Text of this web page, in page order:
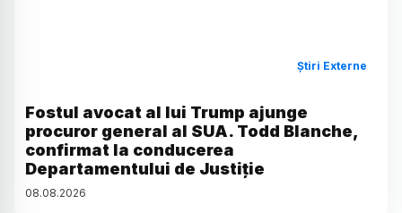
Știri Externe
Fostul avocat al lui Trump ajunge
procuror general al SUA. Todd Blanche,
confirmat la conducerea
Departamentului de Justiție
08.08.2026